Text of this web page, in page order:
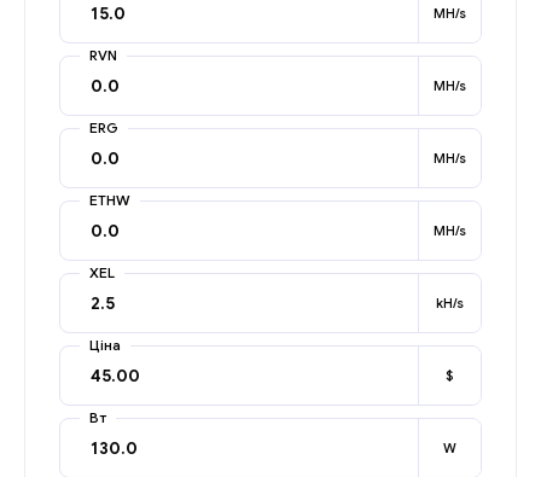
MH/s
RVN
MH/s
ERG
MH/s
ETHW
MH/s
XEL
kH/s
Ціна
$
Вт
W